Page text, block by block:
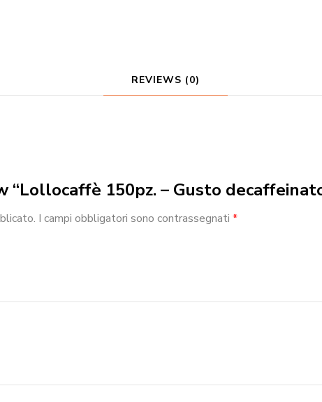
REVIEWS (0)
150pz. – Gusto
I campi obbligatori sono contrassegnati *